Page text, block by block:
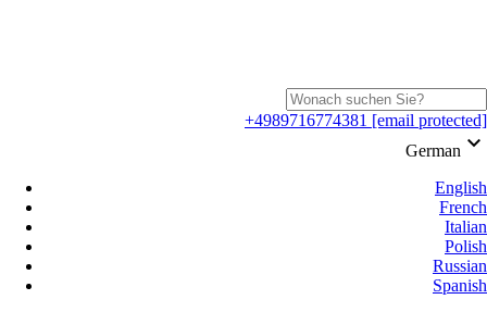
+4989716774381 [email protected]
German keyboard_arrow_down
English
French
Italian
Polish
Russian
Spanish